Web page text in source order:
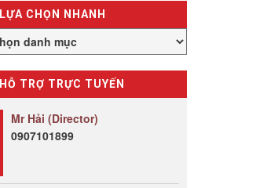
LỰA CHỌN NHANH
HỖ TRỢ TRỰC TUYẾN
Mr Hải (Director)
0907101899